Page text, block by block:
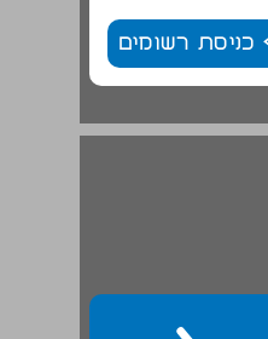
כניסת רשומים